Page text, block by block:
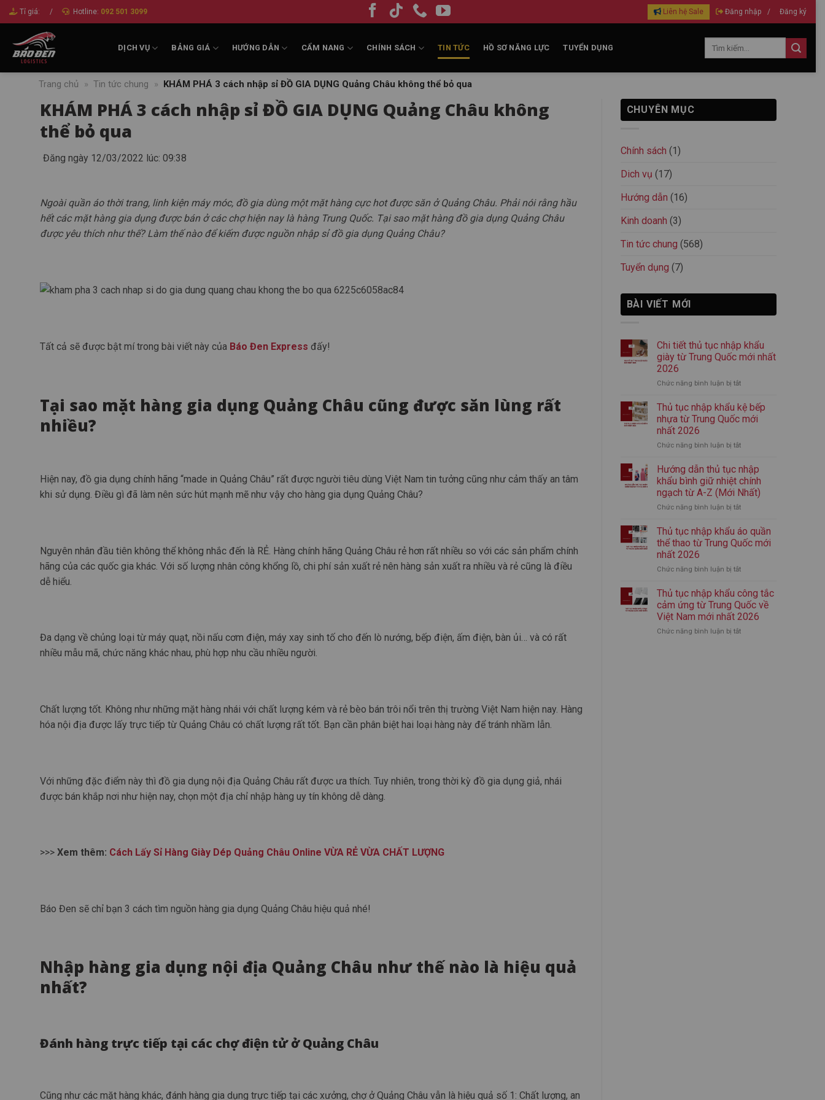
qua
dung
Tỉ giá: / Hotline: 092 501 3099 Liên hệ Sale Đăng nhập / Đăng ký
DỊCH VỤ BẢNG GIÁ HƯỚNG DẪN CẨM NANG CHÍNH SÁCH TIN TỨC HỒ SƠ NĂNG LỰC TUYỂN DỤNG
Trang chủ » Tin tức chung » KHÁM PHÁ 3 cách nhập sỉ ĐỒ GIA DỤNG Quảng Châu không thể bỏ qua
KHÁM PHÁ 3 cách nhập sỉ ĐỒ GIA DỤNG Quảng Châu không
thể bỏ qua
Đăng ngày 12/03/2022 lúc: 09:38
Ngoài quần áo thời trang, linh kiện máy móc, đồ gia dùng một mặt hàng cực hot được săn ở Quảng Châu. Phải nói rằng hầu
hết các mặt hàng gia dụng được bán ở các chợ hiện nay là hàng Trung Quốc. Tại sao mặt hàng đồ gia dụng Quảng Châu
được yêu thích như thế? Làm thế nào để kiếm được nguồn nhập sỉ đồ gia dụng Quảng Châu?
Tất cả sẽ được bật mí trong bài viết này của Báo Đen Express đấy!
Tại sao mặt hàng gia dụng Quảng Châu cũng được săn lùng rất
nhiều?
Hiện nay, đồ gia dụng chính hãng “made in Quảng Châu” rất được người tiêu dùng Việt Nam tin tưởng cũng như cảm thấy an tâm
khi sử dụng. Điều gì đã làm nên sức hút mạnh mẽ như vậy cho hàng gia dụng Quảng Châu?
Nguyên nhân đầu tiên không thể không nhắc đến là RẺ. Hàng chính hãng Quảng Châu rẻ hơn rất nhiều so với các sản phẩm chính
hãng của các quốc gia khác. Với số lượng nhân công khổng lồ, chi phí sản xuất rẻ nên hàng sản xuất ra nhiều và rẻ cũng là điều
dễ hiểu.
Đa dạng về chủng loại từ máy quạt, nồi nấu cơm điện, máy xay sinh tố cho đến lò nướng, bếp điện, ấm điện, bàn ủi… và có rất
nhiều mẫu mã, chức năng khác nhau, phù hợp nhu cầu nhiều người.
Chất lượng tốt. Không như những mặt hàng nhái với chất lượng kém và rẻ bèo bán trôi nổi trên thị trường Việt Nam hiện nay. Hàng
hóa nội địa được lấy trực tiếp từ Quảng Châu có chất lượng rất tốt. Bạn cần phân biệt hai loại hàng này để tránh nhầm lẫn.
Với những đặc điểm này thì đồ gia dụng nội địa Quảng Châu rất được ưa thích. Tuy nhiên, trong thời kỳ đồ gia dụng giả, nhái
được bán khắp nơi như hiện nay, chọn một địa chỉ nhập hàng uy tín không dễ dàng.
>>> Xem thêm: Cách Lấy Sỉ Hàng Giày Dép Quảng Châu Online VỪA RẺ VỪA CHẤT LƯỢNG
Báo Đen sẽ chỉ bạn 3 cách tìm nguồn hàng gia dụng Quảng Châu hiệu quả nhé!
Nhập hàng gia dụng nội địa Quảng Châu như thế nào là hiệu quả
nhất?
Đánh hàng trực tiếp tại các chợ điện tử ở Quảng Châu
Cũng như các mặt hàng khác, đánh hàng gia dụng trực tiếp tại các xưởng, chợ ở Quảng Châu vẫn là hiệu quả số 1: Chất lượng, an
CHUYÊN MỤC
Chính sách (1)
Dich vụ (17)
Hướng dẫn (16)
Kinh doanh (3)
Tin tức chung (568)
Tuyển dụng (7)
BÀI VIẾT MỚI
Chi tiết thủ tục nhập khẩu
giày từ Trung Quốc mới nhất
2026
Chức năng bình luận bị tắtở
tiết
thủ
khẩu
từ
Trung
Quốc
mới
nhất
Thủ tục nhập khẩu kệ bếp
nhựa từ Trung Quốc mới
nhất 2026
Chức năng bình luận bị tắtở
tục
nhập
khẩu
kệ
bếp
từ
Trung
nhất
Hướng dẫn thủ tục nhập
khẩu bình giữ nhiệt chính
ngạch từ A-Z (Mới Nhất)
Chức năng bình luận bị tắtở
dẫn
thủ
khẩu
giữ
nhiệt
chính
ngạch
từ
Thủ tục nhập khẩu áo quần
thể thao từ Trung Quốc mới
nhất 2026
Chức năng bình luận bị tắtở
tục
nhập
khẩu
áo
quần
Thủ tục nhập khẩu công tắc
cảm ứng từ Trung Quốc về
Việt Nam mới nhất 2026
Chức năng bình luận bị tắtở